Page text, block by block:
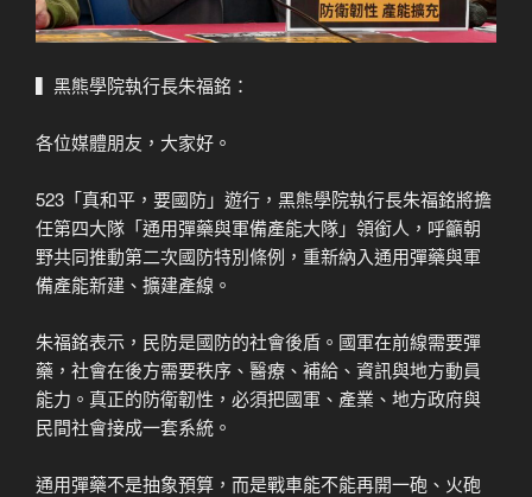
▍黑熊學院執行長朱福銘：
各位媒體朋友，大家好。
523「真和平，要國防」遊行，黑熊學院執行長朱福銘將擔
任第四大隊「通用彈藥與軍備產能大隊」領銜人，呼籲朝
野共同推動第二次國防特別條例，重新納入通用彈藥與軍
備產能新建、擴建產線。
朱福銘表示，民防是國防的社會後盾。國軍在前線需要彈
藥，社會在後方需要秩序、醫療、補給、資訊與地方動員
能力。真正的防衛韌性，必須把國軍、產業、地方政府與
民間社會接成一套系統。
通用彈藥不是抽象預算，而是戰車能不能再開一砲、火砲